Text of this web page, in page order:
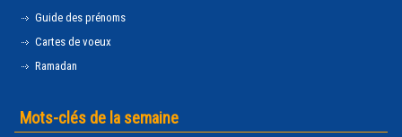
Guide des prénoms
Cartes de voeux
Ramadan
Mots-clés de la semaine